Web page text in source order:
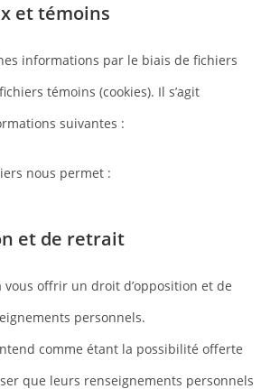
et témoins
informations par le biais de fichiers
témoins (cookies). Il s’agit
suivantes :
nous permet :
et de retrait
vous offrir un droit d’opposition et de
personnels.
comme étant la possibilité offerte
que leurs renseignements personnels